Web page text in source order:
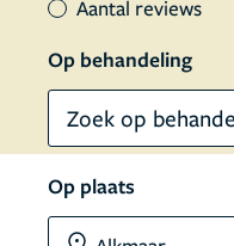
Aantal reviews
Op behandeling
Zoek op
Op plaats